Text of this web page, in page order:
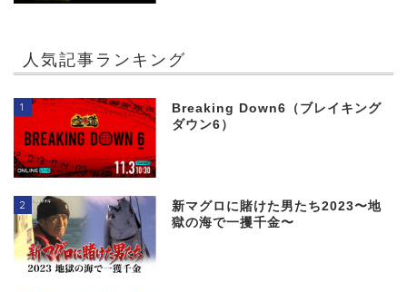
人気記事ランキング
1
Breaking Down6（ブレイキング
ダウン6）
2
新マグロに賭けた男たち2023〜地
獄の海で一攫千金〜